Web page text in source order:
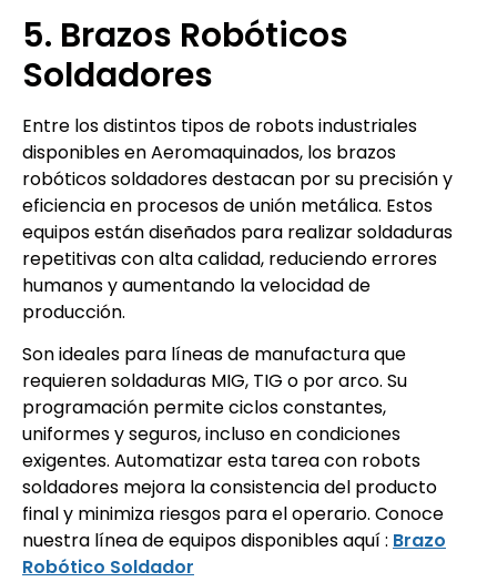
5. Brazos Robóticos
Soldadores
Entre los distintos tipos de robots industriales
disponibles en Aeromaquinados, los brazos
robóticos soldadores destacan por su precisión y
eficiencia en procesos de unión metálica. Estos
equipos están diseñados para realizar soldaduras
repetitivas con alta calidad, reduciendo errores
humanos y aumentando la velocidad de
producción.
Son ideales para líneas de manufactura que
requieren soldaduras MIG, TIG o por arco. Su
programación permite ciclos constantes,
uniformes y seguros, incluso en condiciones
exigentes. Automatizar esta tarea con robots
soldadores mejora la consistencia del producto
final y minimiza riesgos para el operario. Conoce
nuestra línea de equipos disponibles aquí : Brazo
Robótico Soldador